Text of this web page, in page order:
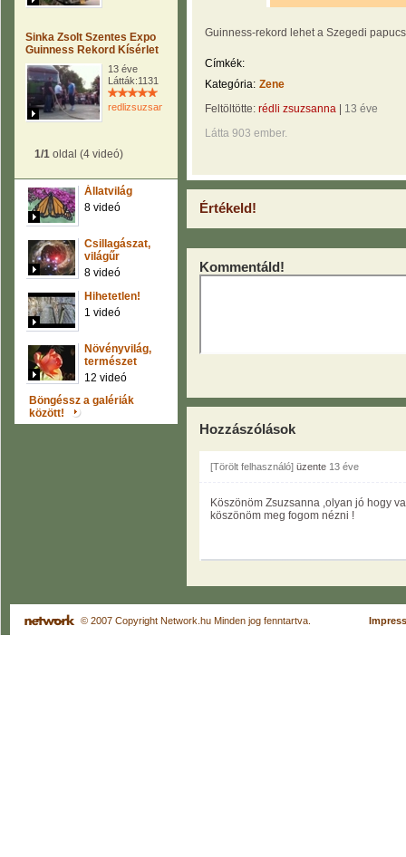
Sinka Zsolt Szentes Expo
Guinness Rekord Kísérlet
13 éve
Látták:1131
redlizsuzsanna
1/1 oldal (4 videó)
Állatvilág
8 videó
Csillagászat,
világűr
8 videó
Hihetetlen!
1 videó
Növényvilág,
természet
12 videó
Böngéssz a galériák
között!
Guinness-rekord lehet a Szegedi
Címkék:
Kategória: Zene
Feltöltötte: rédli zsuzsanna
13 éve
Látta 903 ember.
Értékeld!
Kommentáld!
Hozzászólások
[Törölt felhasználó] üzente 13 éve
Köszönöm Zsuzsanna ,olyan jó hogy
köszönöm meg fogom nézni !
© 2007 Copyright Network.hu Minden jog fenntartva.